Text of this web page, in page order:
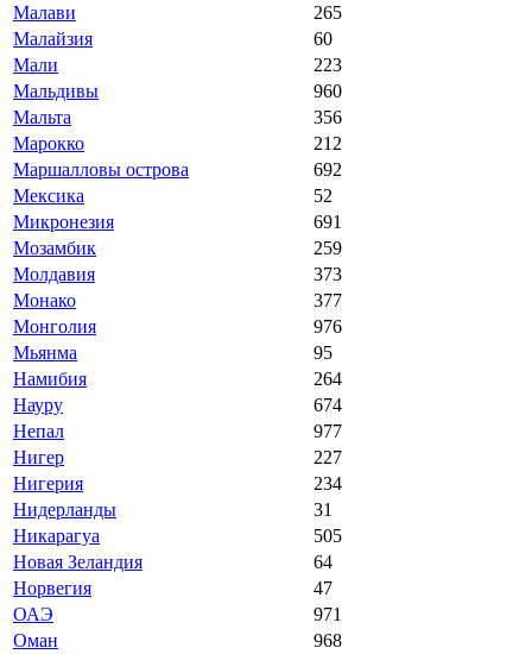
Малави
265
Малайзия
60
Мали
223
Мальдивы
960
Мальта
356
Марокко
212
Маршалловы острова
692
Мексика
52
Микронезия
691
Мозамбик
259
Молдавия
373
Монако
377
Монголия
976
Мьянма
95
Намибия
264
Науру
674
Непал
977
Нигер
227
Нигерия
234
Нидерланды
31
Никарагуа
505
Новая Зеландия
64
Норвегия
47
ОАЭ
971
Оман
968